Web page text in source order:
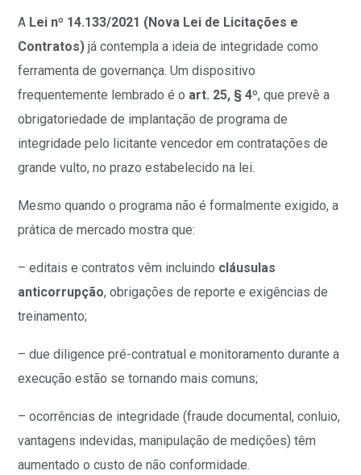
A Lei nº 14.133/2021 (Nova Lei de Licitações e
Contratos) já contempla a ideia de integridade como
ferramenta de governança. Um dispositivo
frequentemente lembrado é o art. 25, § 4º, que prevê a
obrigatoriedade de implantação de programa de
integridade pelo licitante vencedor em contratações de
grande vulto, no prazo estabelecido na lei.
Mesmo quando o programa não é formalmente exigido, a
prática de mercado mostra que:
– editais e contratos vêm incluindo cláusulas
anticorrupção, obrigações de reporte e exigências de
treinamento;
– due diligence pré-contratual e monitoramento durante a
execução estão se tornando mais comuns;
– ocorrências de integridade (fraude documental, conluio,
vantagens indevidas, manipulação de medições) têm
aumentado o custo de não conformidade.